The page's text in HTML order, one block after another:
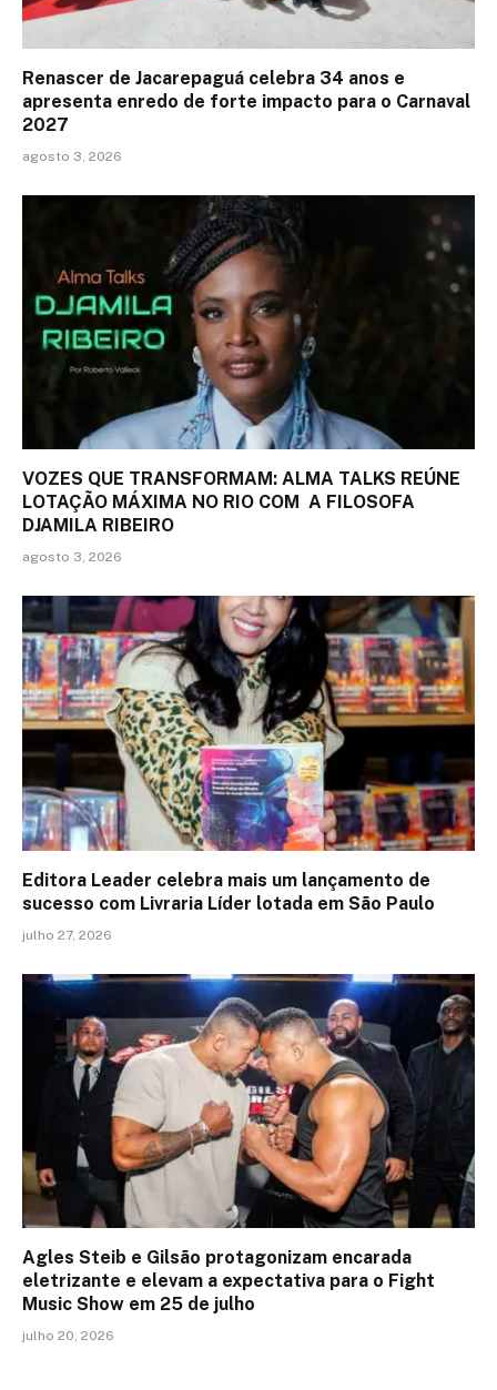
Renascer de Jacarepaguá celebra 34 anos e
apresenta enredo de forte impacto para o Carnaval
2027
agosto 3, 2026
VOZES QUE TRANSFORMAM: ALMA TALKS REÚNE
LOTAÇÃO MÁXIMA NO RIO COM A FILOSOFA
DJAMILA RIBEIRO
agosto 3, 2026
Editora Leader celebra mais um lançamento de
sucesso com Livraria Líder lotada em São Paulo
julho 27, 2026
Agles Steib e Gilsão protagonizam encarada
eletrizante e elevam a expectativa para o Fight
Music Show em 25 de julho
julho 20, 2026